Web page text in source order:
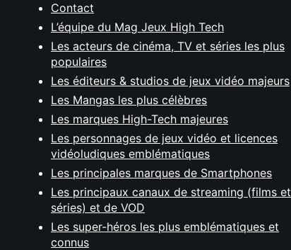
Contact
L’équipe du Mag Jeux High Tech
Les acteurs de cinéma, TV et séries les plus
populaires
Les éditeurs & studios de jeux vidéo majeurs
Les Mangas les plus célèbres
Les marques High-Tech majeures
Les personnages de jeux vidéo et licences
vidéoludiques emblématiques
Les principales marques de Smartphones
Les principaux canaux de streaming (films et
séries) et de VOD
Les super-héros les plus emblématiques et
connus